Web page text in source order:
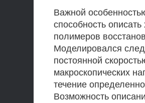
Важной
способность
полимеров
Моделировался
постоянной
макроскопических
течение
Возможность